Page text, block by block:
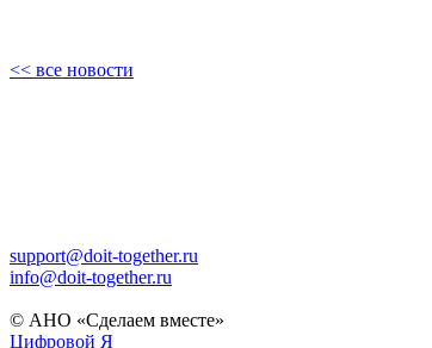
<< все новости
support@doit-together.ru
info@doit-together.ru
© АНО «Сделаем вместе»
Цифровой Я